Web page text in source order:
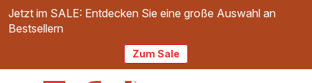
Jetzt im SALE: Entdecken Sie eine große Auswahl an
Bestsellern
Zum Sale